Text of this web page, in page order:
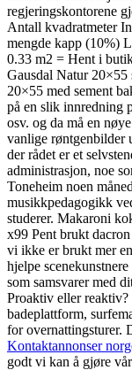
regjeringskontorene
Antall kvadratmeter
mengde kapp (10%)
0.33 m2 = Hent i
Gausdal Natur 20×55
20×55 med sement
på en slik innredning
osv. og da må en
vanlige røntgenbilder
der rådet er et
administrasjon, noe
Toneheim noen
musikkpedagogikk
studerer. Makaroni
x99 Pent brukt
vi ikke er brukt mer
hjelpe
som samsvarer med
Proaktiv eller
badeplattform,
for overnattingsturer.
Kontaktannonser
godt vi kan å gjøre